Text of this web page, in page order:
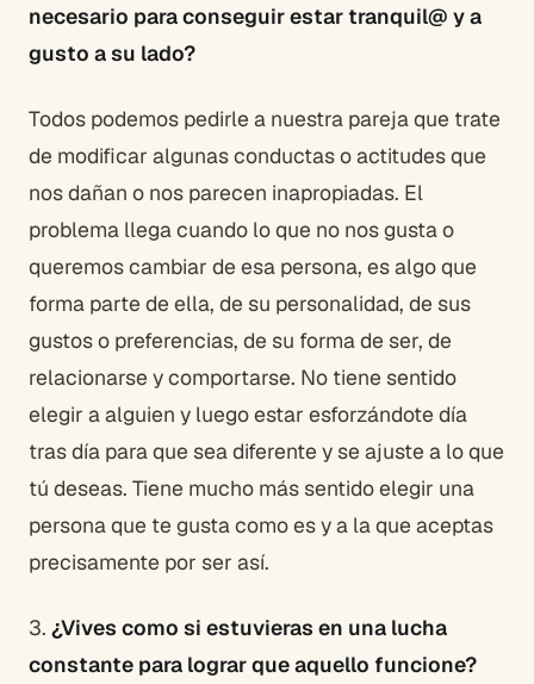
necesario para conseguir estar tranquil@ y a
gusto a su lado?
Todos podemos pedirle a nuestra pareja que trate
de modificar algunas conductas o actitudes que
nos dañan o nos parecen inapropiadas. El
problema llega cuando lo que no nos gusta o
queremos cambiar de esa persona, es algo que
forma parte de ella, de su personalidad, de sus
gustos o preferencias, de su forma de ser, de
relacionarse y comportarse. No tiene sentido
elegir a alguien y luego estar esforzándote día
tras día para que sea diferente y se ajuste a lo que
tú deseas. Tiene mucho más sentido elegir una
persona que te gusta como es y a la que aceptas
precisamente por ser así.
3. ¿Vives como si estuvieras en una lucha
constante para lograr que aquello funcione?